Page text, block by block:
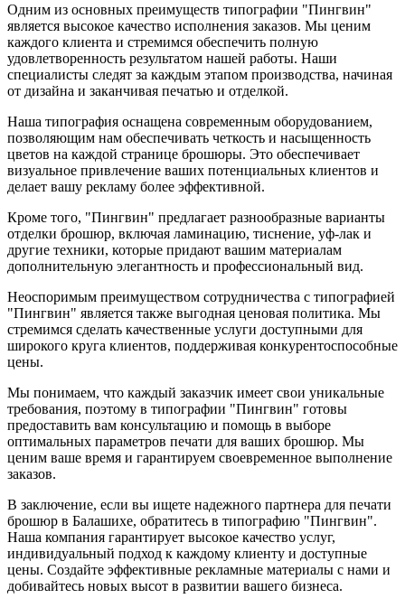
Одним из основных преимуществ типографии "Пингвин"
является высокое качество исполнения заказов. Мы ценим
каждого клиента и стремимся обеспечить полную
удовлетворенность результатом нашей работы. Наши
специалисты следят за каждым этапом производства, начиная
от дизайна и заканчивая печатью и отделкой.
Наша типография оснащена современным оборудованием,
позволяющим нам обеспечивать четкость и насыщенность
цветов на каждой странице брошюры. Это обеспечивает
визуальное привлечение ваших потенциальных клиентов и
делает вашу рекламу более эффективной.
Кроме того, "Пингвин" предлагает разнообразные варианты
отделки брошюр, включая ламинацию, тиснение, уф-лак и
другие техники, которые придают вашим материалам
дополнительную элегантность и профессиональный вид.
Неоспоримым преимуществом сотрудничества с типографией
"Пингвин" является также выгодная ценовая политика. Мы
стремимся сделать качественные услуги доступными для
широкого круга клиентов, поддерживая конкурентоспособные
цены.
Мы понимаем, что каждый заказчик имеет свои уникальные
требования, поэтому в типографии "Пингвин" готовы
предоставить вам консультацию и помощь в выборе
оптимальных параметров печати для ваших брошюр. Мы
ценим ваше время и гарантируем своевременное выполнение
заказов.
В заключение, если вы ищете надежного партнера для печати
брошюр в Балашихе, обратитесь в типографию "Пингвин".
Наша компания гарантирует высокое качество услуг,
индивидуальный подход к каждому клиенту и доступные
цены. Создайте эффективные рекламные материалы с нами и
добивайтесь новых высот в развитии вашего бизнеса.